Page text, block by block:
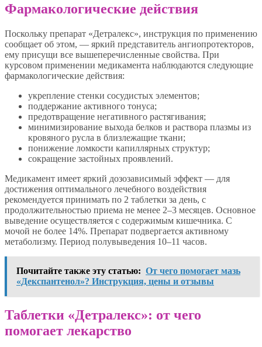
Фармакологические действия
Поскольку препарат «Детралекс», инструкция по применению
сообщает об этом, — яркий представитель ангиопротекторов,
ему присущи все вышеперечисленные свойства. При
курсовом применении медикамента наблюдаются следующие
фармакологические действия:
укрепление стенки сосудистых элементов;
поддержание активного тонуса;
предотвращение негативного растягивания;
минимизирование выхода белков и раствора плазмы из
кровяного русла в близлежащие ткани;
понижение ломкости капиллярных структур;
сокращение застойных проявлений.
Медикамент имеет яркий дозозависимый эффект — для
достижения оптимального лечебного воздействия
рекомендуется принимать по 2 таблетки за день, с
продолжительностью приема не менее 2–3 месяцев. Основное
выведение осуществляется с содержимым кишечника. С
мочой не более 14%. Препарат подвергается активному
метаболизму. Период полувыведения 10–11 часов.
Почитайте также эту статью: От чего помогает мазь
«Декспантенол»? Инструкция, цены и отзывы
Таблетки «Детралекс»: от чего
помогает лекарство